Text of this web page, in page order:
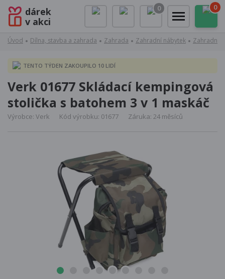
dárek
v akci
0 0
Úvod Dílna, stavba a zahrada Zahrada Zahradní nábytek Zahradní
TENTO TÝDEN ZAKOUPILO 10 LIDÍ
Verk 01677 Skládací kempingová
stolička s batohem 3 v 1 maskáč
Výrobce: Verk Kód výrobku: 01677 Záruka: 24 měsíců